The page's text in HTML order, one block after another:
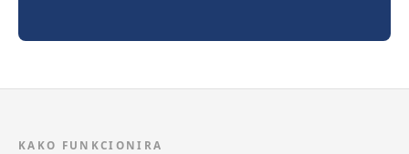
KAKO FUNKCIONIRA